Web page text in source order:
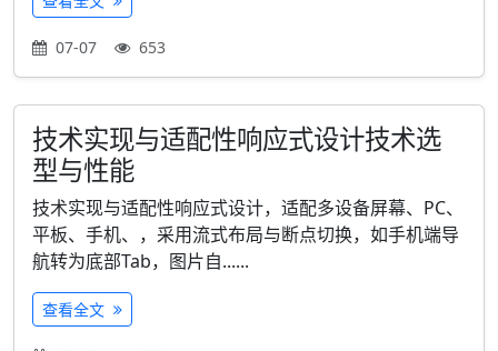
07-07 653
技术实现与适配性响应式设计技术选
型与性能
技术实现与适配性响应式设计，适配多设备屏幕、PC、
平板、手机、，采用流式布局与断点切换，如手机端导
航转为底部Tab，图片自......
查看全文